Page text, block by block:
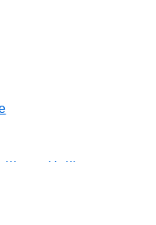
– Hallitus